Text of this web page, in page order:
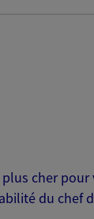
cher
du chef